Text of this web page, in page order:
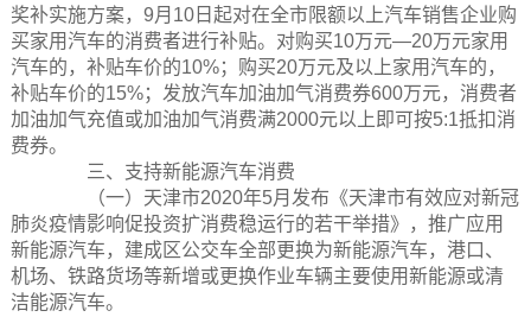
奖补实施方案，9月10日起对在全市限额以上汽车销售企业购
买家用汽车的消费者进行补贴。对购买10万元—20万元家用
汽车的，补贴车价的10%；购买20万元及以上家用汽车的，
补贴车价的15%；发放汽车加油加气消费券600万元，消费者
加油加气充值或加油加气消费满2000元以上即可按5:1抵扣消
费券。
三、支持新能源汽车消费
（一）天津市2020年5月发布《天津市有效应对新冠
肺炎疫情影响促投资扩消费稳运行的若干举措》，推广应用
新能源汽车，建成区公交车全部更换为新能源汽车，港口、
机场、铁路货场等新增或更换作业车辆主要使用新能源或清
洁能源汽车。